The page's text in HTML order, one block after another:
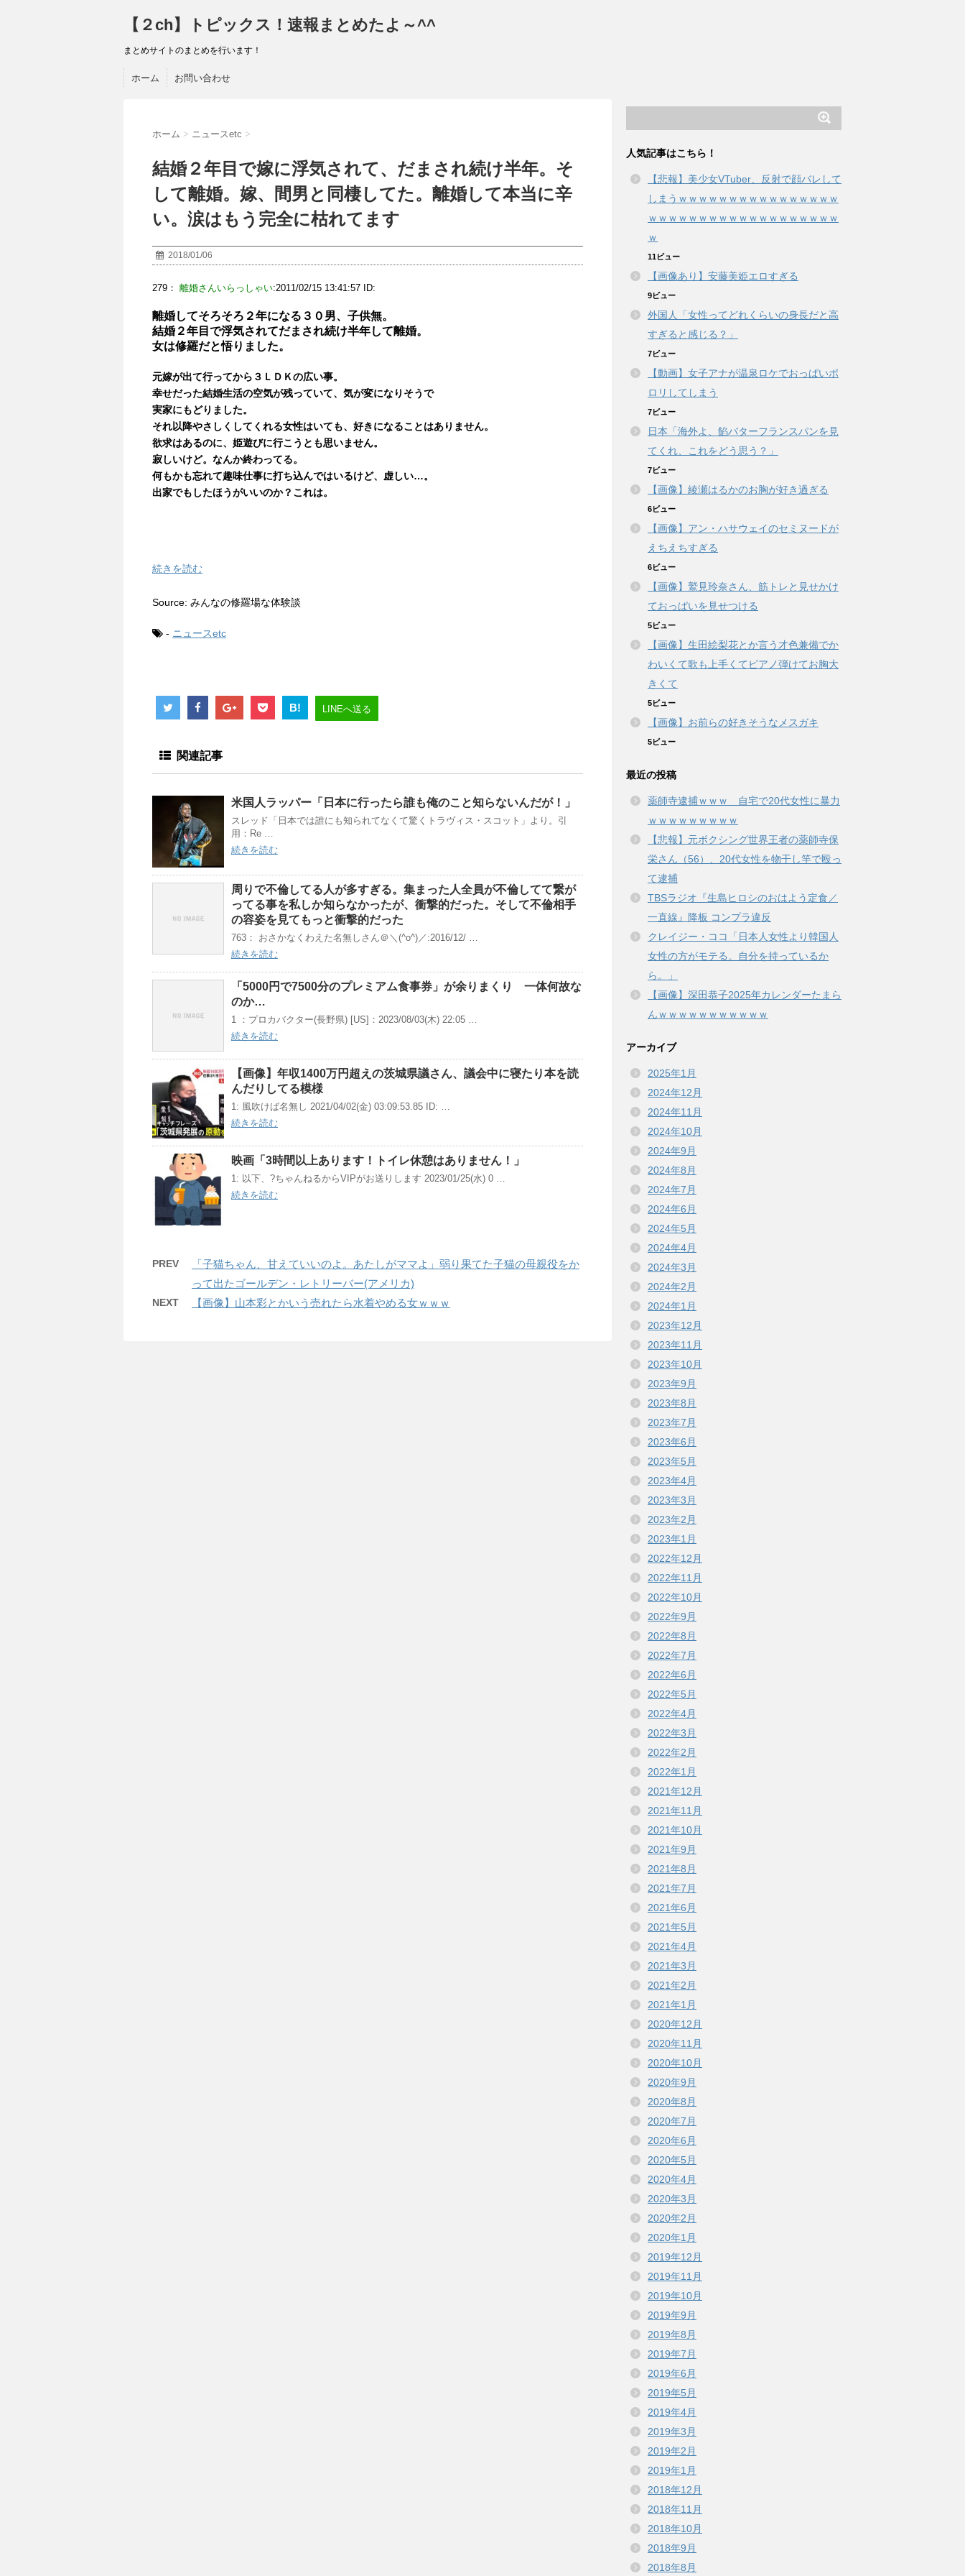
【２ch】トピックス！速報まとめたよ～^^
まとめサイトのまとめを行います！
ホーム お問い合わせ
ホーム > ニュースetc >
結婚２年目で嫁に浮気されて、だまされ続け半年。そ
して離婚。嫁、間男と同棲してた。離婚して本当に辛
い。涙はもう完全に枯れてます
2018/01/06
279： 離婚さんいらっしゃい:2011/02/15 13:41:57 ID:
離婚してそろそろ２年になる３０男、子供無。
結婚２年目で浮気されてだまされ続け半年して離婚。
女は修羅だと悟りました。
元嫁が出て行ってから３ＬＤＫの広い事。
幸せだった結婚生活の空気が残っていて、気が変になりそうで
実家にもどりました。
それ以降やさしくしてくれる女性はいても、好きになることはありません。
欲求はあるのに、姫遊びに行こうとも思いません。
寂しいけど。なんか終わってる。
何もかも忘れて趣味仕事に打ち込んではいるけど、虚しい…。
出家でもしたほうがいいのか？これは。
続きを読む
Source: みんなの修羅場な体験談
- ニュースetc
B! LINEへ送る
関連記事
米国人ラッパー「日本に行ったら誰も俺のこと知らないんだが！」
スレッド「日本では誰にも知られてなくて驚くトラヴィス・スコット」より。引
用：Re …
続きを読む
周りで不倫してる人が多すぎる。集まった人全員が不倫してて繋が
ってる事を私しか知らなかったが、衝撃的だった。そして不倫相手
の容姿を見てもっと衝撃的だった
763： おさかなくわえた名無しさん＠＼(^o^)／:2016/12/ …
続きを読む
「5000円で7500分のプレミアム食事券」が余りまくり 一体何故な
のか…
1 ：プロカバクター(長野県) [US]：2023/08/03(木) 22:05 …
続きを読む
【画像】年収1400万円超えの茨城県議さん、議会中に寝たり本を読
んだりしてる模様
1: 風吹けば名無し 2021/04/02(金) 03:09:53.85 ID: …
続きを読む
映画「3時間以上あります！トイレ休憩はありません！」
1: 以下、?ちゃんねるからVIPがお送りします 2023/01/25(水) 0 …
続きを読む
PREV
「子猫ちゃん、甘えていいのよ。あたしがママよ」弱り果てた子猫の母親役をか
って出たゴールデン・レトリーバー(アメリカ)
NEXT 【画像】山本彩とかいう売れたら水着やめる女ｗｗｗ
人気記事はこちら！
【悲報】美少女VTuber、反射で顔バレして
しまうｗｗｗｗｗｗｗｗｗｗｗｗｗｗｗｗ
ｗｗｗｗｗｗｗｗｗｗｗｗｗｗｗｗｗｗｗ
ｗ
11ビュー
【画像あり】安藤美姫エロすぎる
9ビュー
外国人「女性ってどれくらいの身長だと高
すぎると感じる？」
7ビュー
【動画】女子アナが温泉ロケでおっぱいポ
ロリしてしまう
7ビュー
日本「海外よ、餡バターフランスパンを見
てくれ、これをどう思う？」
7ビュー
【画像】綾瀬はるかのお胸が好き過ぎる
6ビュー
【画像】アン・ハサウェイのセミヌードが
えちえちすぎる
6ビュー
【画像】鷲見玲奈さん、筋トレと見せかけ
ておっぱいを見せつける
5ビュー
【画像】生田絵梨花とか言う才色兼備でか
わいくて歌も上手くてピアノ弾けてお胸大
きくて
5ビュー
【画像】お前らの好きそうなメスガキ
5ビュー
最近の投稿
薬師寺逮捕ｗｗｗ 自宅で20代女性に暴力
ｗｗｗｗｗｗｗｗｗ
【悲報】元ボクシング世界王者の薬師寺保
栄さん（56）、20代女性を物干し竿で殴っ
て逮捕
TBSラジオ『生島ヒロシのおはよう定食／
一直線』降板 コンプラ違反
クレイジー・ココ「日本人女性より韓国人
女性の方がモテる。自分を持っているか
ら。」
【画像】深田恭子2025年カレンダーたまら
んｗｗｗｗｗｗｗｗｗｗｗ
アーカイブ
2025年1月
2024年12月
2024年11月
2024年10月
2024年9月
2024年8月
2024年7月
2024年6月
2024年5月
2024年4月
2024年3月
2024年2月
2024年1月
2023年12月
2023年11月
2023年10月
2023年9月
2023年8月
2023年7月
2023年6月
2023年5月
2023年4月
2023年3月
2023年2月
2023年1月
2022年12月
2022年11月
2022年10月
2022年9月
2022年8月
2022年7月
2022年6月
2022年5月
2022年4月
2022年3月
2022年2月
2022年1月
2021年12月
2021年11月
2021年10月
2021年9月
2021年8月
2021年7月
2021年6月
2021年5月
2021年4月
2021年3月
2021年2月
2021年1月
2020年12月
2020年11月
2020年10月
2020年9月
2020年8月
2020年7月
2020年6月
2020年5月
2020年4月
2020年3月
2020年2月
2020年1月
2019年12月
2019年11月
2019年10月
2019年9月
2019年8月
2019年7月
2019年6月
2019年5月
2019年4月
2019年3月
2019年2月
2019年1月
2018年12月
2018年11月
2018年10月
2018年9月
2018年8月